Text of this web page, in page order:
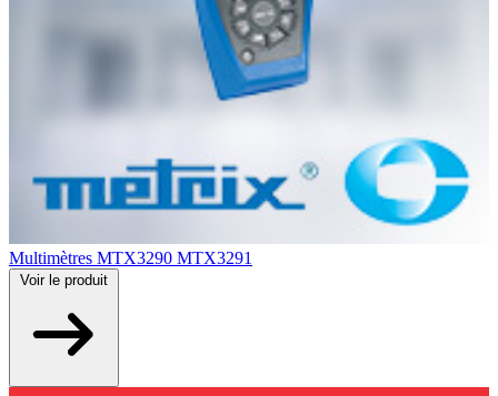
Multimètres MTX3290 MTX3291
Voir le produit